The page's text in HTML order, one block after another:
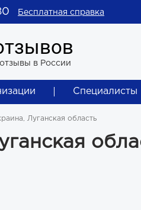
Бесплатная справка
в России
Специалисты
Луганская область